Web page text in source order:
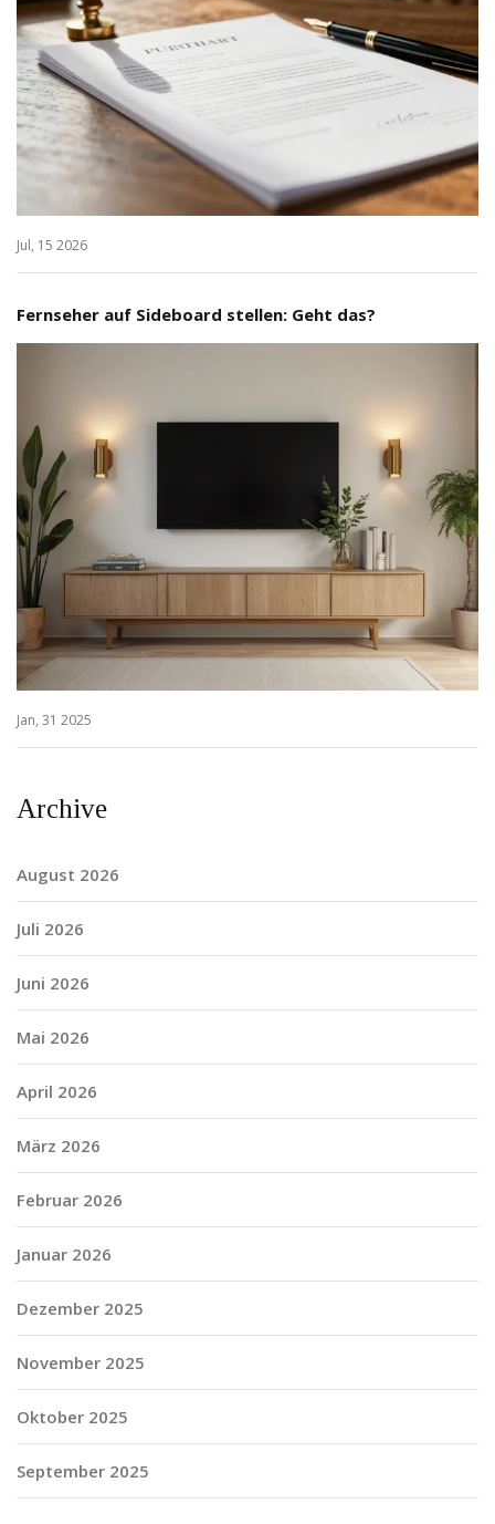
Jul, 15 2026
Fernseher auf Sideboard stellen: Geht das?
Jan, 31 2025
Archive
August 2026
Juli 2026
Juni 2026
Mai 2026
April 2026
März 2026
Februar 2026
Januar 2026
Dezember 2025
November 2025
Oktober 2025
September 2025